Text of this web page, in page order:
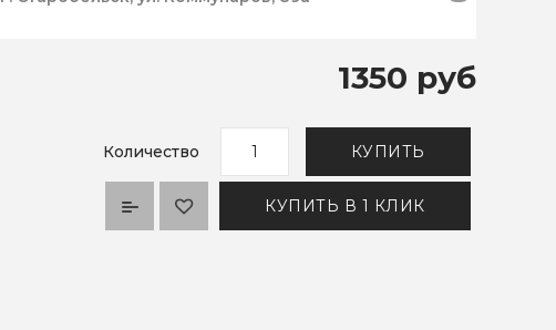
1350 руб
Количество КУПИТЬ
КУПИТЬ В 1 КЛИК